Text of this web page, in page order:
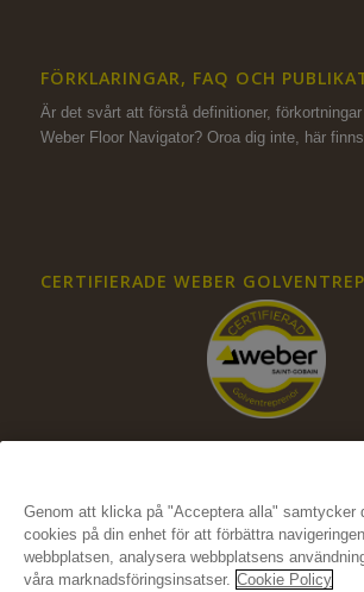
FÖRKLARINGAR, FAQ OCH
Är det svårt att förstå definitioner,
Weber Floor Navigator? Oroa dig inte, här
CERTIFIERADE WEBER
FÖLJ OSS PÅ SOCIALA MEDIER
Genom att klicka på "Acceptera alla" samtycker
cookies på din enhet för att förbättra
webbplatsen, analysera webbplatsens
våra marknadsföringsinsatser. Cookie Policy